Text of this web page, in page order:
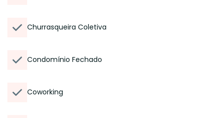
Churrasqueira Coletiva
Condomínio Fechado
Coworking